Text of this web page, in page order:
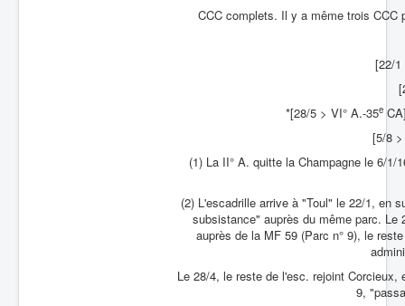
CCC complets. Il y a même trois CCC
[22/
*[28/5 > VI° A.-35e
[5/8
(1) La II° A. quitte la Champagne le 6/
(2) L'escadrille arrive à "Toul" le 22/1, en
subsistance" auprès du même parc.
auprès de la MF 59 (Parc n° 9), le
Le 28/4, le reste de l'esc. rejoint
9,